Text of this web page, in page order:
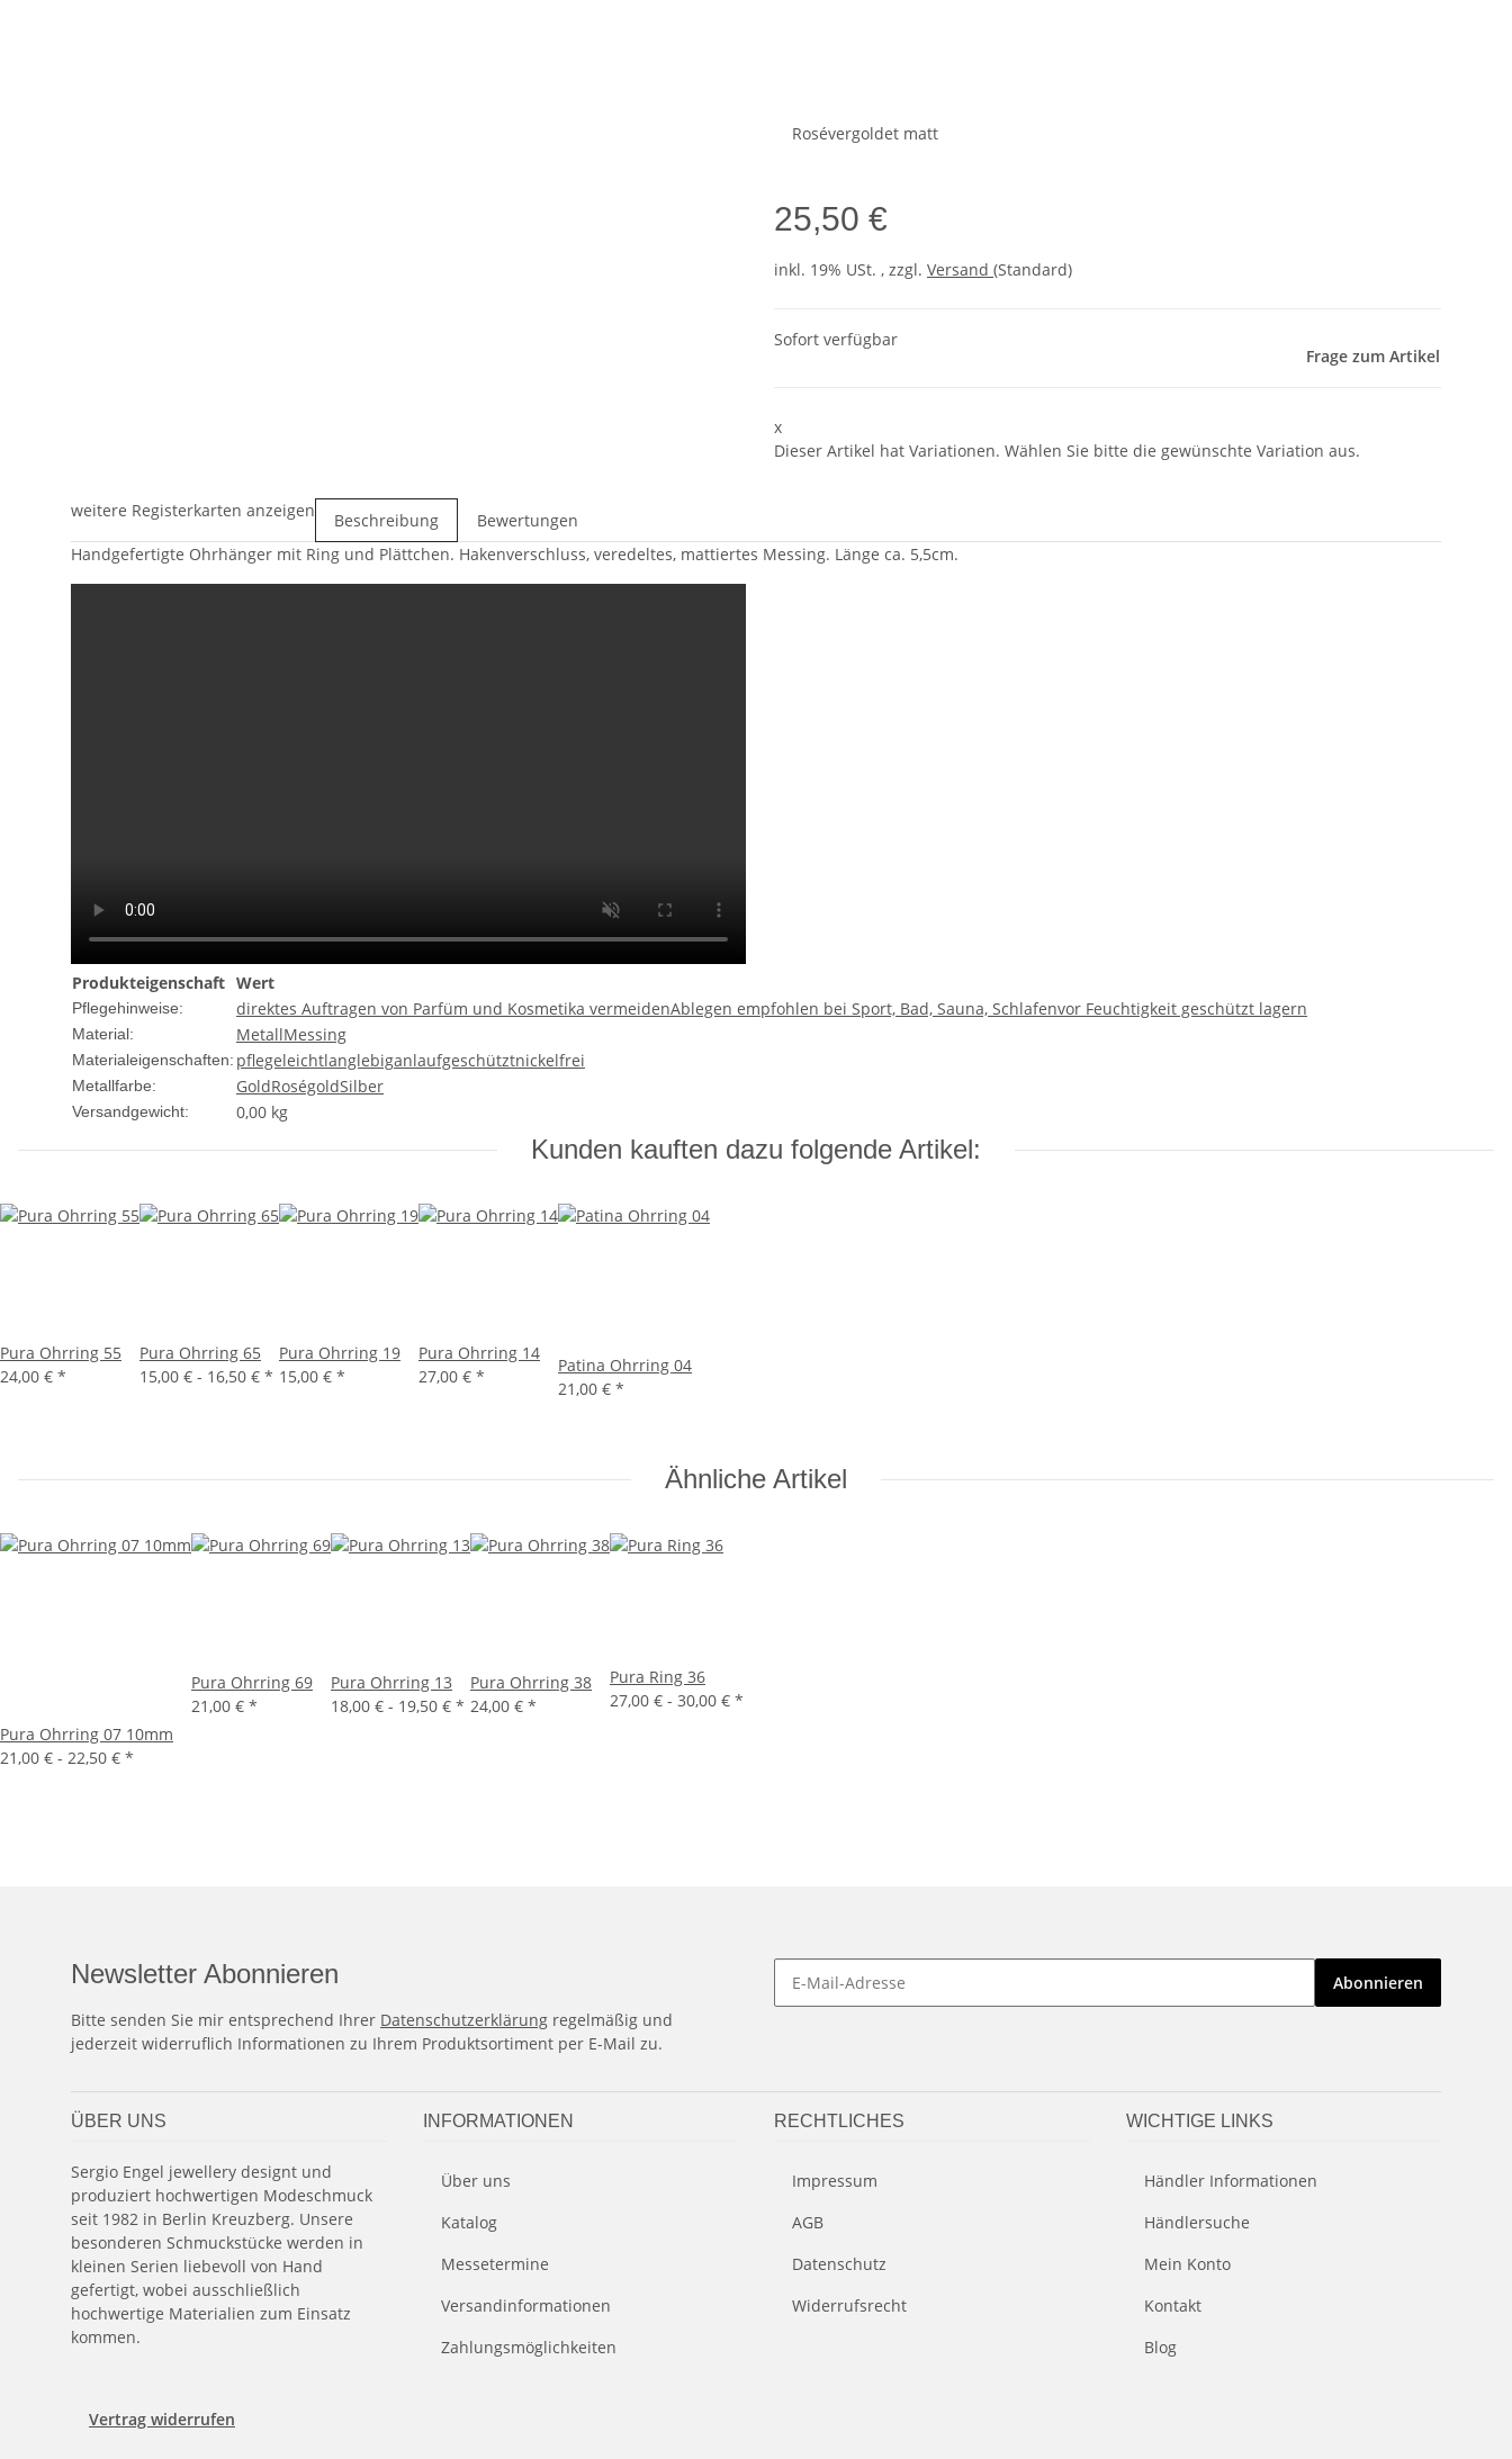
Rosévergoldet matt
25,50 €
inkl. 19% USt. , zzgl. Versand (Standard)
Sofort verfügbar
Frage zum Artikel
x
Dieser Artikel hat Variationen. Wählen Sie bitte die gewünschte Variation aus.
weitere Registerkarten anzeigen Beschreibung
Bewertungen
Handgefertigte Ohrhänger mit Ring und Plättchen. Hakenverschluss, veredeltes, mattiertes Messing. Länge ca. 5,5cm.
Produkteigenschaft Wert
Pflegehinweise: direktes Auftragen von Parfüm und Kosmetika vermeidenAblegen empfohlen bei Sport, Bad, Sauna, Schlafenvor Feuchtigkeit geschützt lagern
Material: MetallMessing
Materialeigenschaften: pflegeleichtlanglebiganlaufgeschütztnickelfrei
Metallfarbe: GoldRoségoldSilber
Versandgewicht: 0,00 kg
Kunden kauften dazu folgende Artikel:
Pura Ohrring 55
24,00 € *
Pura Ohrring 65
15,00 € - 16,50 € *
Pura Ohrring 19
15,00 € *
Pura Ohrring 14
27,00 € *
Patina Ohrring 04
21,00 € *
Ähnliche Artikel
Pura Ohrring 07 10mm
21,00 € - 22,50 € *
Pura Ohrring 69
21,00 € *
Pura Ohrring 13
18,00 € - 19,50 € *
Pura Ohrring 38
24,00 € *
Pura Ring 36
27,00 € - 30,00 € *
Newsletter Abonnieren
Bitte senden Sie mir entsprechend Ihrer Datenschutzerklärung regelmäßig und
jederzeit widerruflich Informationen zu Ihrem Produktsortiment per E-Mail zu.
Abonnieren
ÜBER UNS
Sergio Engel jewellery designt und
produziert hochwertigen Modeschmuck
seit 1982 in Berlin Kreuzberg. Unsere
besonderen Schmuckstücke werden in
kleinen Serien liebevoll von Hand
gefertigt, wobei ausschließlich
hochwertige Materialien zum Einsatz
kommen.
INFORMATIONEN
Über uns
Katalog
Messetermine
Versandinformationen
Zahlungsmöglichkeiten
RECHTLICHES
Impressum
AGB
Datenschutz
Widerrufsrecht
WICHTIGE LINKS
Händler Informationen
Händlersuche
Mein Konto
Kontakt
Blog
Vertrag widerrufen